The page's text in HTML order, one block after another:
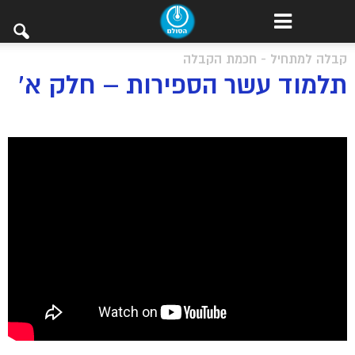
קבלה למתחיל - חכמת הקבלה
תלמוד עשר הספירות – חלק א’